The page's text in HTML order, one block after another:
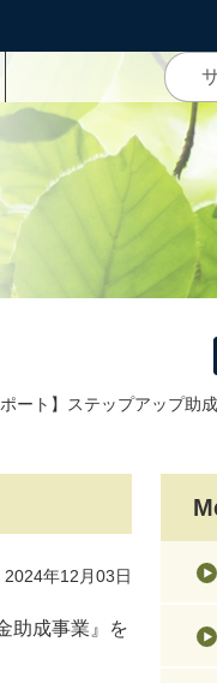
ポート】ステップアップ助
年12月03日
助成事業』を